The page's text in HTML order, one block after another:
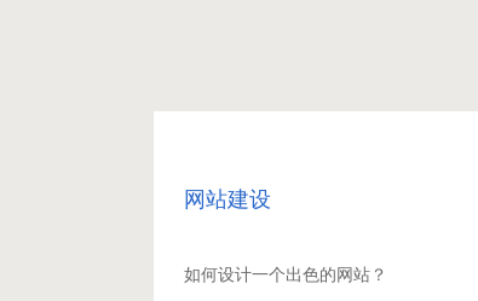
网站建设
如何设计一个出色的网站？